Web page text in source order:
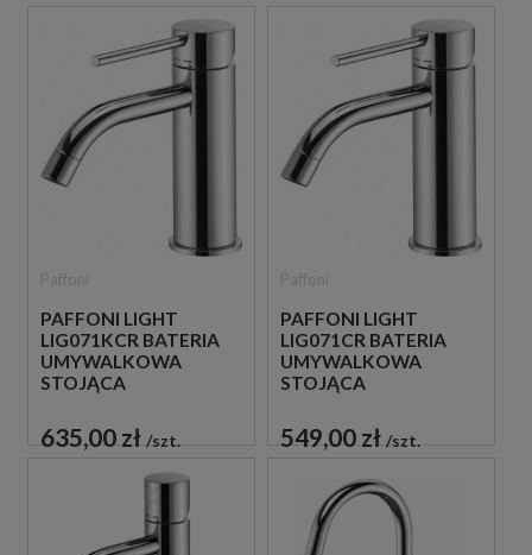
PAFFONI LIGHT
LIG071KCR BATERIA
UMYWALKOWA
STOJĄCA
CHROM
635,00 zł szt.
PAFFONI LIGHT
LIG071CR BATERIA
UMYWALKOWA
STOJĄCA
CHROM
549,00 zł szt.